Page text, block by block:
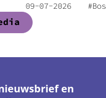
gewerkt.
09-07-2026
en